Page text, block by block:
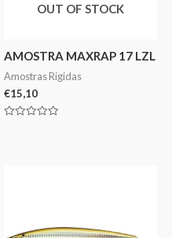
OUT OF STOCK
AMOSTRA MAXRAP 17 LZL
Amostras Rigidas
€15,10